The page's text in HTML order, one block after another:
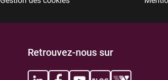
Retrouvez-nous sur